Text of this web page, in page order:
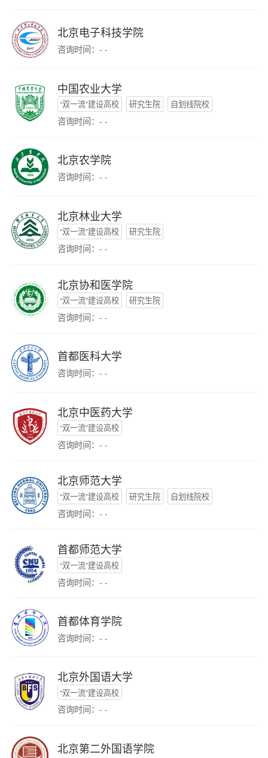
北京电子科技学院
咨询时间：- -
中国农业大学
“双一流”建设高校 研究生院 自划线院校
咨询时间：- -
北京农学院
咨询时间：- -
北京林业大学
“双一流”建设高校 研究生院
咨询时间：- -
北京协和医学院
“双一流”建设高校 研究生院
咨询时间：- -
首都医科大学
咨询时间：- -
北京中医药大学
“双一流”建设高校
咨询时间：- -
北京师范大学
“双一流”建设高校 研究生院 自划线院校
咨询时间：- -
首都师范大学
“双一流”建设高校
咨询时间：- -
首都体育学院
咨询时间：- -
北京外国语大学
“双一流”建设高校
咨询时间：- -
北京第二外国语学院